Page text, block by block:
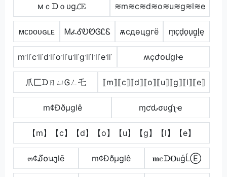
мｃᗪｏυg𝓛𝔼 ≋m≋c≋d≋o≋u≋g≋l≋e
ᴍᴄᴅᴏᴜɢʟᴇ ᎷፈᎴᎧᏬᎶᏝᏋ ѫcдѳцgгё m̟c̟d̟o̟u̟g̟l̟e̟
m꜉꜍c꜉꜍d꜉꜍o꜉꜍u꜉꜍g꜉꜍l꜉꜍e꜉꜍ ʍçժօմցӀҽ
爪匚ᗪㄖㄩᎶㄥ乇 ⟦m⟧⟦c⟧⟦d⟧⟦o⟧⟦u⟧⟦g⟧⟦l⟧⟦e⟧
m¢Ððµglê ɱƈԃσυɠʅҽ
【m】【c】【d】【o】【u】【g】【l】【e】
๓¢໓໐นງlē m¢Ððµglê 𝐦𝕔ᗪ𝐎𝔲ģĹⒺ